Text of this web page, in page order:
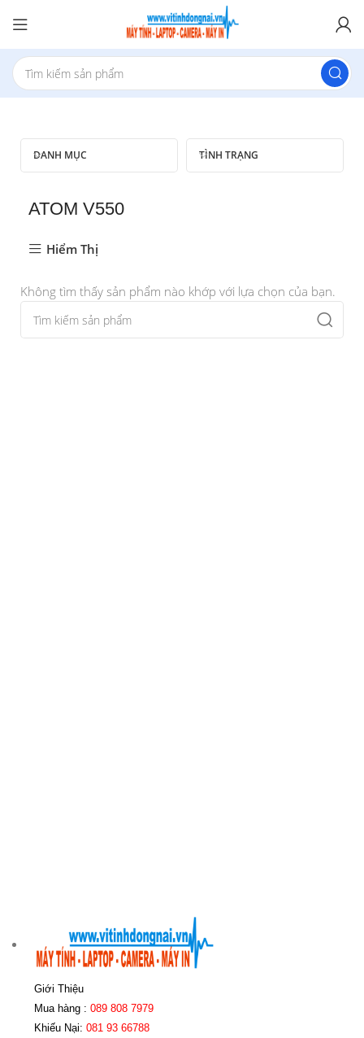
DANH MỤC TÌNH TRẠNG
ATOM V550
Hiểm Thị
Không tìm thấy sản phẩm nào khớp với lựa chọn của bạn.
Giới Thiệu
Mua hàng : 089 808 7979
Khiếu Nại: 081 93 66788